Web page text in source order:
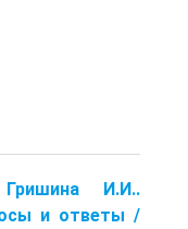
И.И..
и ответы /